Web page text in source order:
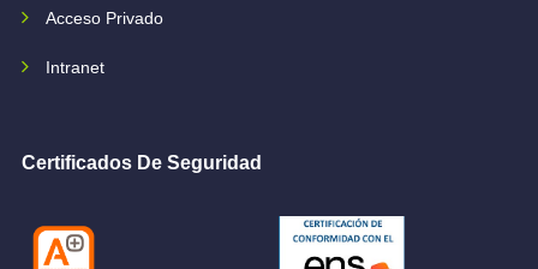
Acceso Privado
Intranet
Certificados De Seguridad